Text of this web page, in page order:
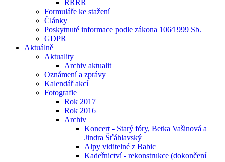
RRRR
Formuláře ke stažení
Články
Poskytnuté informace podle zákona 106⁄1999 Sb.
GDPR
Aktuálně
Aktuality
Archiv aktualit
Oznámení a zprávy
Kalendář akcí
Fotografie
Rok 2017
Rok 2016
Archiv
Koncert - Starý fóry, Betka Vašinová a
Jindra Šťáhlavský
Alpy viditelné z Babic
Kadeřnictví - rekonstrukce (dokončení